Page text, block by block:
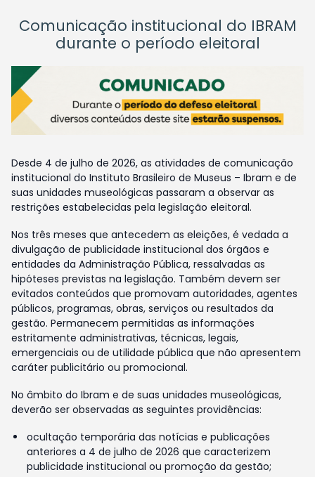
Comunicação institucional do IBRAM
durante o período eleitoral
Desde 4 de julho de 2026, as atividades de comunicação
institucional do Instituto Brasileiro de Museus – Ibram e de
suas unidades museológicas passaram a observar as
restrições estabelecidas pela legislação eleitoral.
Nos três meses que antecedem as eleições, é vedada a
divulgação de publicidade institucional dos órgãos e
entidades da Administração Pública, ressalvadas as
hipóteses previstas na legislação. Também devem ser
evitados conteúdos que promovam autoridades, agentes
públicos, programas, obras, serviços ou resultados da
gestão. Permanecem permitidas as informações
estritamente administrativas, técnicas, legais,
emergenciais ou de utilidade pública que não apresentem
caráter publicitário ou promocional.
No âmbito do Ibram e de suas unidades museológicas,
deverão ser observadas as seguintes providências:
ocultação temporária das notícias e publicações
anteriores a 4 de julho de 2026 que caracterizem
publicidade institucional ou promoção da gestão;